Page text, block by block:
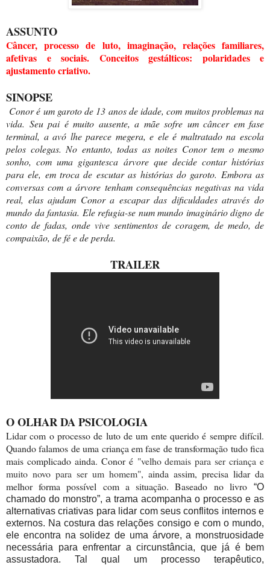
ASSUNTO
Câncer, processo de luto, imaginação, relações familiares,
afetivas e sociais. Conceitos gestálticos: polaridades e
ajustamento criativo.
SINOPSE
Conor é um garoto de 13 anos de idade, com muitos problemas na
vida. Seu pai é muito ausente, a mãe sofre um câncer em fase
terminal, a avó lhe parece megera, e ele é maltratado na escola
pelos colegas. No entanto, todas as noites Conor tem o mesmo
sonho, com uma gigantesca árvore que decide contar histórias
para ele, em troca de escutar as histórias do garoto. Embora as
conversas com a árvore tenham consequências negativas na vida
real, elas ajudam Conor a escapar das dificuldades através do
mundo da fantasia. Ele refugia-se num mundo imaginário digno de
conto de fadas, onde vive sentimentos de coragem, de medo, de
compaixão, de fé e de perda.
TRAILER
O OLHAR DA PSICOLOGIA
Lidar com o processo de luto de um ente querido é sempre difícil.
Quando falamos de uma criança em fase de transformação tudo fica
mais complicado ainda. Conor é "velho demais para ser criança e
muito novo para ser um homem", ainda assim, precisa lidar da
melhor forma possível com a situação. Baseado no livro
“O
chamado do monstro”, a trama acompanha o processo e as
alternativas criativas para lidar com seus conflitos internos e
externos. Na costura das relações consigo e com o mundo,
ele encontra na solidez de uma árvore, a monstruosidade
necessária para enfrentar a circunstância, que já é bem
assustadora. Tal qual um processo terapêutico,